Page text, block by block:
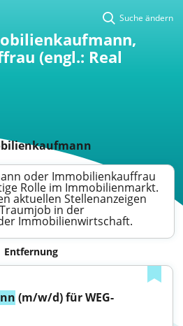
Suche ändern
(engl.: Real
oder Immobilienkauffrau
Rolle im Immobilienmarkt.
aktuellen Stellenanzeigen
in der
Immobilienwirtschaft.
Entfernung
(m/w/d) für WEG-